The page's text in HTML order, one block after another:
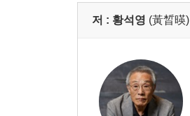
저 : 황석영 (黃晳暎)